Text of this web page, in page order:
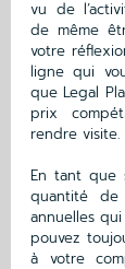
vu de
de même
votre
ligne qui
que Legal
prix
rendre visite.
En tant que
quantité de
annuelles
pouvez
à votre